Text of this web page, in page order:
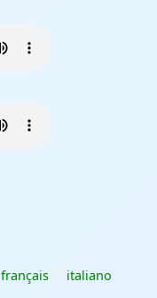
français italiano